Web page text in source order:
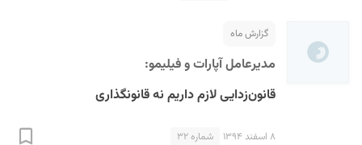
گزارش ماه
مدیر‌عامل آپارات و فیلیمو:
قانون‌زدایی لازم داریم نه قانونگذاری
۸ اسفند ۱۳۹۴ شماره ۳۲